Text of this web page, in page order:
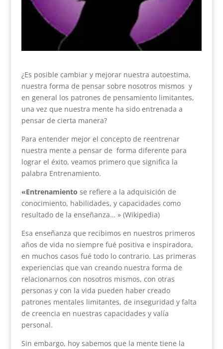
¿Es posible cambiar y mejorar nuestra autoestima,
nuestra forma de pensar sobre nosotros mismos y
en general los patrones de pensamiento limitantes,
una vez que nuestra mente ha sido entrenada a
pensar de cierta manera?
Para entender mejor el concepto de reentrenar
nuestra mente a pensar de forma diferente para
lograr el éxito, veamos primero que significa la
palabra Entrenamiento.
«Entrenamiento se refiere a la adquisición de
conocimiento, habilidades, y capacidades como
resultado de la enseñanza… » (Wikipedia)
Esa enseñanza que recibimos en nuestros primeros
años de vida no siempre fué positiva e inspiradora,
en muchos casos fué todo lo contrario. Las primeras
experiencias que van creando nuestra forma de
relacionarnos con nosotros mismos, con otras
personas y con la vida pueden haber creado
patrones mentales limitantes, de inseguridad y falta
de creencia en nuestras capacidades y valía
personal.
Sin embargo, hoy sabemos que la mente tiene la